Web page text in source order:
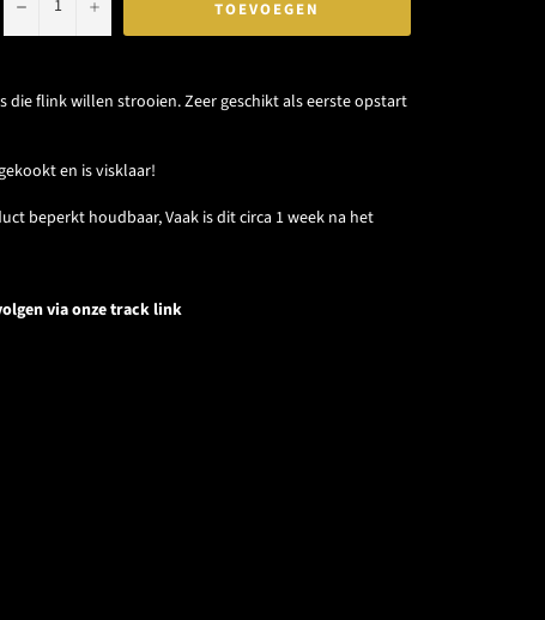
− +
TOEVOEGEN
die flink willen strooien. Zeer geschikt als eerste opstart
en is visklaar!
beperkt houdbaar, Vaakis dit circa 1 week na het
via onze track link